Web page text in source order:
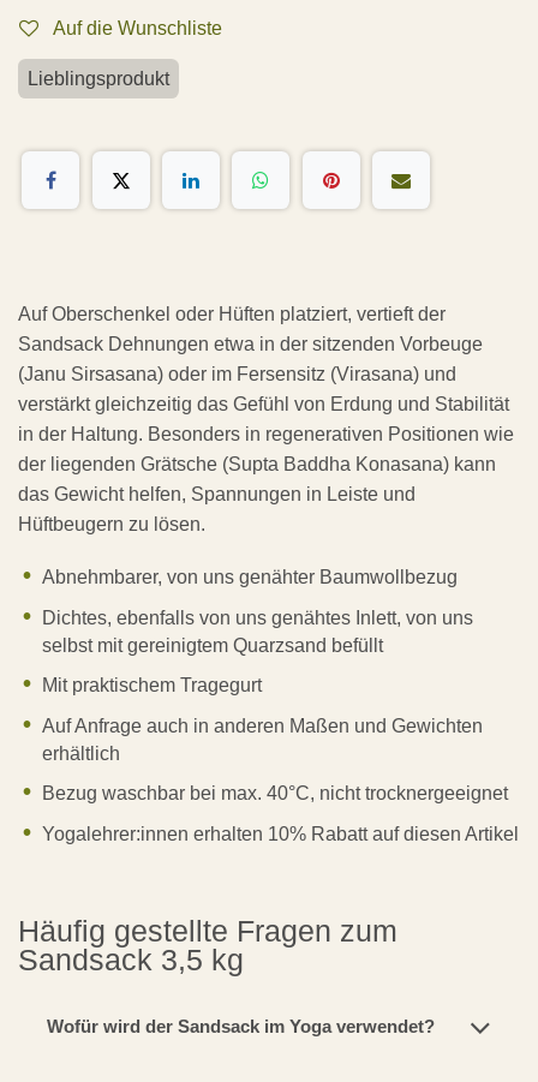
Auf die Wunschliste
Lieblingsprodukt
Auf Oberschenkel oder Hüften platziert, vertieft der
Sandsack Dehnungen etwa in der sitzenden Vorbeuge
(Janu Sirsasana) oder im Fersensitz (Virasana) und
verstärkt gleichzeitig das Gefühl von Erdung und Stabilität
in der Haltung. Besonders in regenerativen Positionen wie
der liegenden Grätsche (Supta Baddha Konasana) kann
das Gewicht helfen, Spannungen in Leiste und
Hüftbeugern zu lösen.
Abnehmbarer, von uns genähter Baumwollbezug
Dichtes, ebenfalls von uns genähtes Inlett, von uns
selbst mit gereinigtem Quarzsand befüllt
Mit praktischem Tragegurt
Auf Anfrage auch in anderen Maßen und Gewichten
erhältlich
Bezug waschbar bei max. 40°C, nicht trocknergeeignet
Yogalehrer:innen erhalten 10% Rabatt auf diesen Artikel
Häufig gestellte Fragen zum
Sandsack 3,5 kg
Wofür wird der Sandsack im Yoga verwendet?